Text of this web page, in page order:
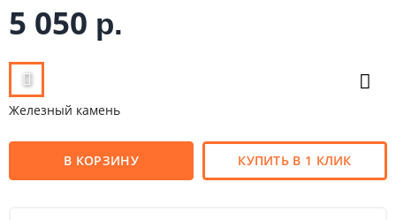
5 050 р.
Железный камень
В КОРЗИНУ КУПИТЬ В 1 КЛИК